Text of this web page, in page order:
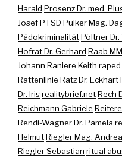
Harald Prosenz Dr. med.
JosefPTSD Pulker Mag.
PädokriminalitätPöltner
Hofrat Dr. Gerhard Raab
Johann Raniere Keith
Rattenlinie Ratz Dr. Eckhart
Dr. Irisrealitybrief.netRech
Reichmann Gabriele
Rendi-Wagner Dr. Pamela
HelmutRiegler Mag. Andrea
Riegler Sebastian ritual